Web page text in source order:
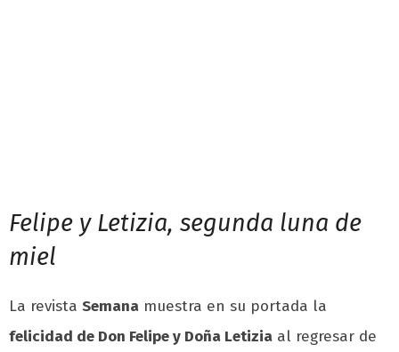
Felipe y Letizia, segunda luna de
miel
La revista Semana muestra en su portada la
felicidad de Don Felipe y Doña Letizia al regresar de